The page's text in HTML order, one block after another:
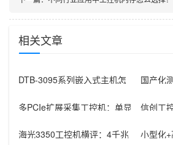
相关文章
DTB-3095系列嵌入式主机怎
国产化
势
多PCIe扩展采集工控机：单显
信创工
产化
海光3350工控机横评：4千兆
小型化